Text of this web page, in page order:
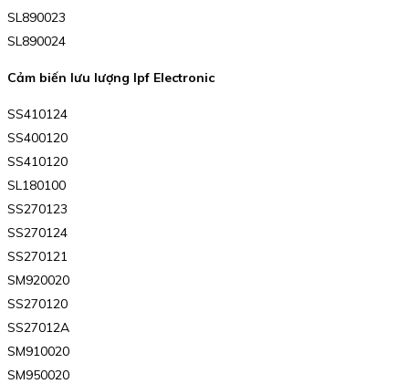
SL890023
SL890024
Cảm biến lưu lượng Ipf Electronic
SS410124
SS400120
SS410120
SL180100
SS270123
SS270124
SS270121
SM920020
SS270120
SS27012A
SM910020
SM950020